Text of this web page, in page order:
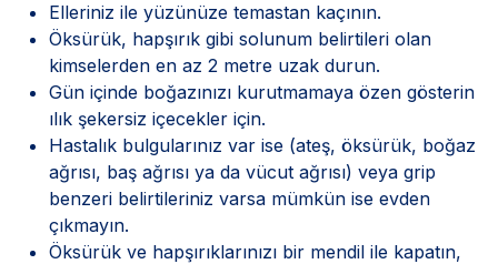
Elleriniz ile yüzünüze temastan kaçının.
Öksürük, hapşırık gibi solunum belirtileri olan
kimselerden en az 2 metre uzak durun.
Gün içinde boğazınızı kurutmamaya özen gösterin
ılık şekersiz içecekler için.
Hastalık bulgularınız var ise (ateş, öksürük, boğaz
ağrısı, baş ağrısı ya da vücut ağrısı) veya grip
benzeri belirtileriniz varsa mümkün ise evden
çıkmayın.
Öksürük ve hapşırıklarınızı bir mendil ile kapatın,